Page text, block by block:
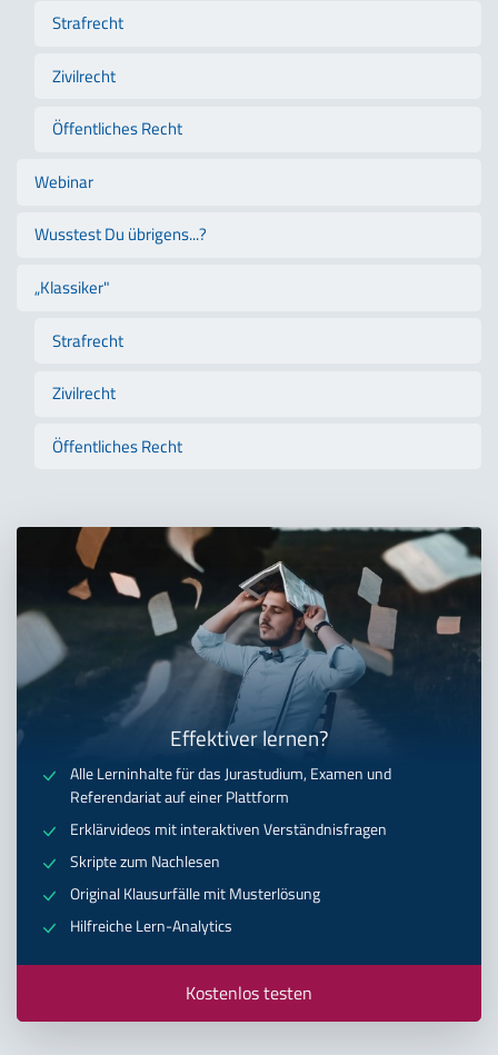
Strafrecht
Zivilrecht
Öffentliches Recht
Webinar
Wusstest Du übrigens...?
„Klassiker"
Strafrecht
Zivilrecht
Öffentliches Recht
Effektiver lernen?
Alle Lerninhalte für das Jurastudium, Examen und
Referendariat auf einer Plattform
Erklärvideos mit interaktiven Verständnisfragen
Skripte zum Nachlesen
Original Klausurfälle mit Musterlösung
Hilfreiche Lern-Analytics
Kostenlos testen